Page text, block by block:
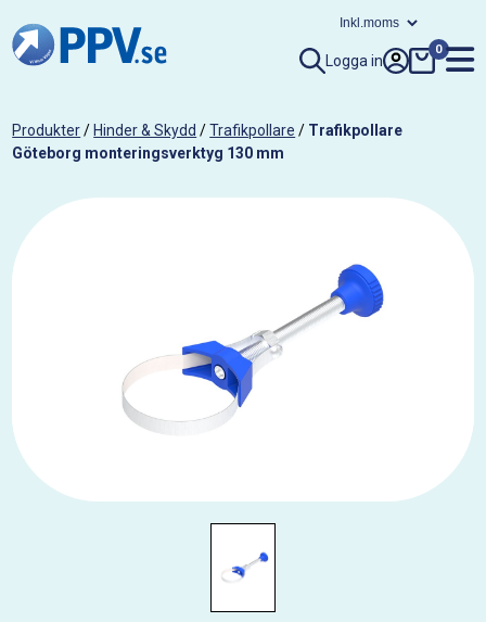
Logga in
0
Produkter/ Hinder & Skydd /Trafikpollare / Trafikpollare
Göteborg monteringsverktyg 130 mm